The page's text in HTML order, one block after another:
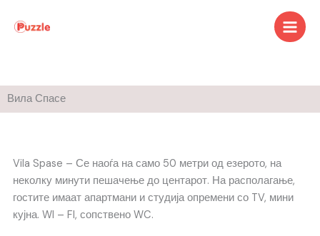
Вила Спасе
Vila Spase – Се наоѓа на само 50 метри од езерото, на
неколку минути пешачење до центарот. На располагање,
гостите имаат апартмани и студија опремени со TV, мини
кујна. WI – FI, сопствено WC.